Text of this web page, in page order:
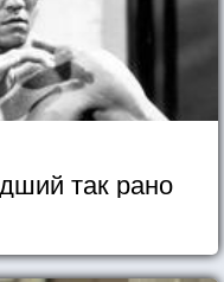
так рано